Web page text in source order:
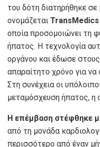
του δότη διατηρήθηκε σε
ονομάζεται
οποία προσομοιώνει τη
ήπατος. Η τεχνολογία
οργάνου και έδωσε
απαραίτητο χρόνο για
Στη συνέχεια οι
μεταμόσχευση ήπατος, η
Η επέμβαση στέφθηκε
από τη μονάδα
περισσότερο από έναν